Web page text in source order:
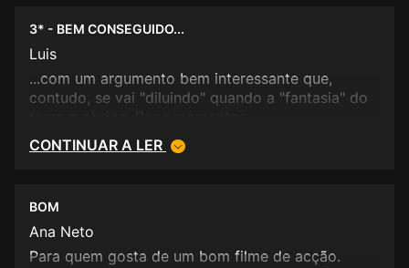
3* - BEM CONSEGUIDO...
Luis
...com um argumento bem interessante que,
contudo, se vai "diluindo" quando a "fantasia" do
CONTINUAR A LER
BOM
Ana Neto
Para quem gosta de um bom filme de acção.